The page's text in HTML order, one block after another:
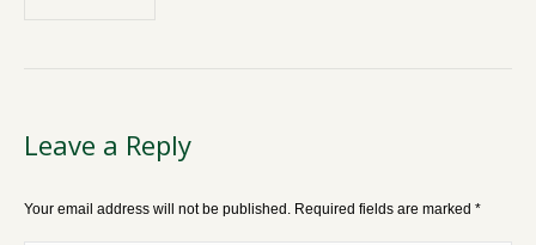
Leave a Reply
Your email address will not be published. Required fields are marked *